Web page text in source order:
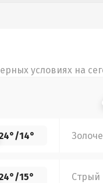
условиях на
/14°
/15° Стрый